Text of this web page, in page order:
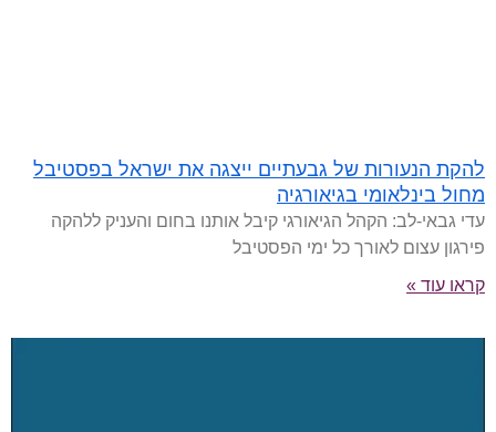
להקת הנעורות של גבעתיים ייצגה את ישראל בפסטיבל
מחול בינלאומי בגיאורגיה
עדי גבאי-לב: הקהל הגיאורגי קיבל אותנו בחום והעניק ללהקה
פירגון עצום לאורך כל ימי הפסטיבל
קראו עוד »